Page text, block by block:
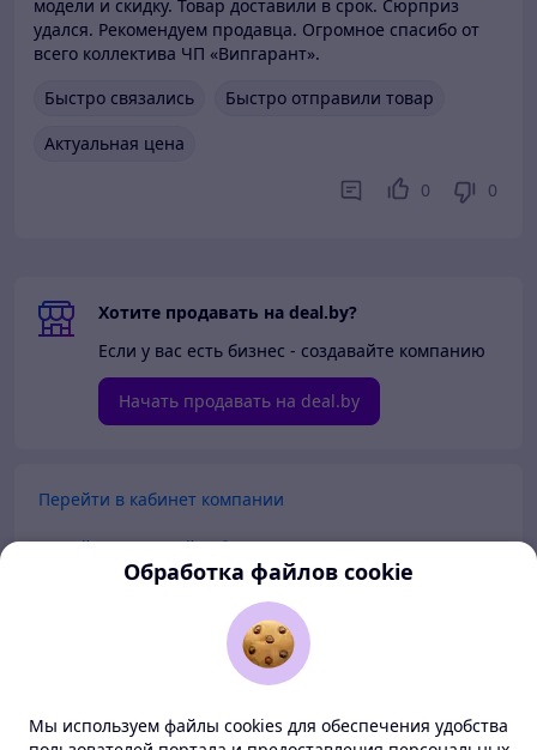
модели и скидку. Товар доставили в срок. Сюрприз
удался. Рекомендуем продавца. Огромное спасибо от
всего коллектива ЧП «Випгарант».
Быстро связались
Быстро отправили товар
Актуальная цена
0 0
Хотите продавать на deal.by?
Если у вас есть бизнес - создавайте компанию
Начать продавать на deal.by
Перейти в кабинет компании
Перейти в личный кабинет
О нас
Обработка файлов cookie
Мы используем файлы cookies для обеспечения удобства